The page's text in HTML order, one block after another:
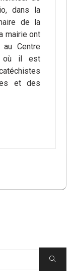
dans la
de la
mairie ont
Centre
où il est
et des
Chercher